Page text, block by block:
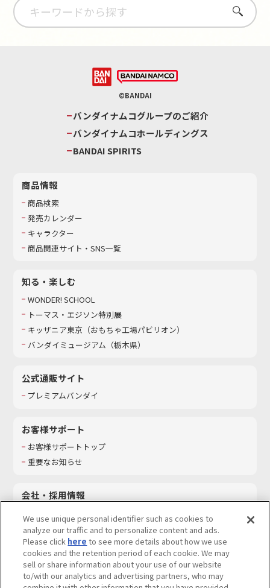
さがす
©BANDAI
バンダイナムコグループのご紹介
バンダイナムコホールディングス
BANDAI SPIRITS
商品情報
商品検索
発売カレンダー
キャラクター
商品関連サイト・SNS一覧
知る・楽しむ
WONDER! SCHOOL
トーマス・エジソン特別展
キッザニア東京（おもちゃ工場パビリオン）​
バンダイミュージアム（栃木県）
公式通販サイト
プレミアムバンダイ
お客様サポート
お客様サポートトップ
重要なお知らせ
会社・採用情報
採用情報
サステナビリティ
お問い合わせ
We use unique personal identifier such as cookies to
analyze our traffic and to personalize content and ads.
Please click here to see more details about how we use
cookies and the retention period of each cookie. We may
sell or share information about your use of our website
to/with our analytics and advertising partners, who may